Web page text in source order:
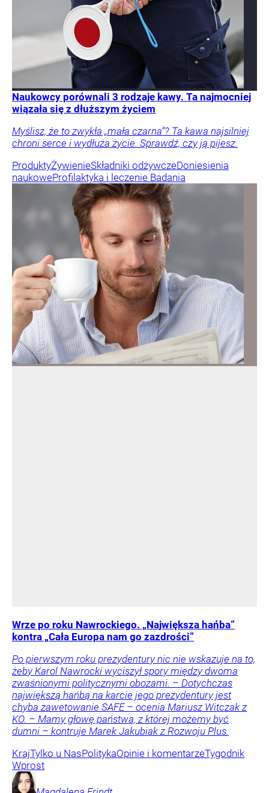
Naukowcy porównali 3 rodzaje kawy. Ta najmocniej
wiązała się z dłuższym życiem
Myślisz, że to zwykła „mała czarna”? Ta kawa najsilniej
chroni serce i wydłuża życie. Sprawdź, czy ją pijesz.
ProduktyŻywienieSkładniki odżywczeDoniesienia
naukoweProfilaktyka i leczenie Badania
Wrze po roku Nawrockiego. „Największa hańba”
kontra „Cała Europa nam go zazdrości”
Po pierwszym roku prezydentury nic nie wskazuje na to,
żeby Karol Nawrocki wyciszył spory między dwoma
zwaśnionymi politycznymi obozami. – Dotychczas
największą hańbą na karcie jego prezydentury jest
chyba zawetowanie SAFE – ocenia Mariusz Witczak z
KO. – Mamy głowę państwa, z której możemy być
dumni – kontruje Marek Jakubiak z Rozwoju Plus.
KrajTylko u NasPolitykaOpinie i komentarzeTygodnik
Wprost